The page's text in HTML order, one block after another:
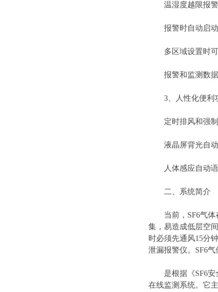
温湿度越限报警
报警时自动启动
多区域设置时可
报警和监测数据
3、人性化便利
定时排风和强制
液晶屏背光自动
人体感应自动语
二、系统简介
当前，SF6气体在
集，易造成低层空
时必须先通风15分
泄漏报警仪。SF6
是根据《SF6安全
在线监测系统。它